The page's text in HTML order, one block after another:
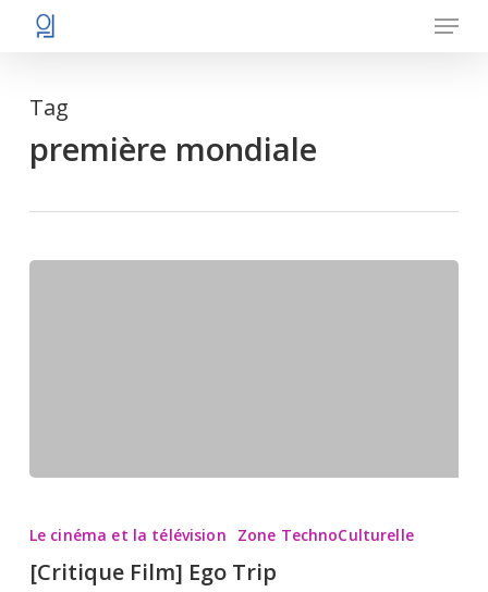
Skip
content
Menu
Tag
première mondiale
Film]
Ego
Le cinéma et la télévision Zone TechnoCulturelle
[Critique Film] Ego Trip